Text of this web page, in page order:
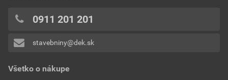
Pridávať hodnotenie môže iba prihlásený užívateľ.
Všetko o nákupe
0911 201 201
stavebniny@dek.sk